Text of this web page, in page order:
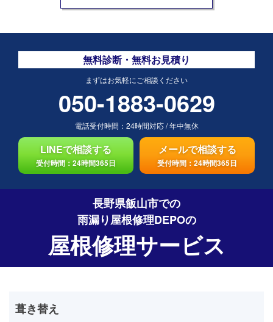
無料診断・無料お見積り
まずはお気軽にご相談ください
050-1883-0629
電話受付時間： 24時間対応/年中無休
LINEで相談する
受付時間：24時間365日
メールで相談する
受付時間：24時間365日
長野県飯山市での
雨漏り屋根修理DEPOの
屋根修理サービス
葺き替え